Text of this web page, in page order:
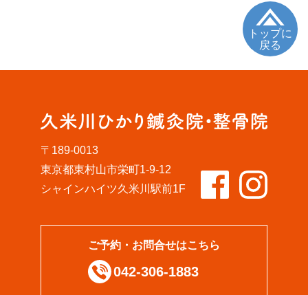
トップに
戻る
〒189-0013
東京都東村山市栄町1-9-12
シャインハイツ久米川駅前1F
ご予約・お問合せはこちら
042-306-1883